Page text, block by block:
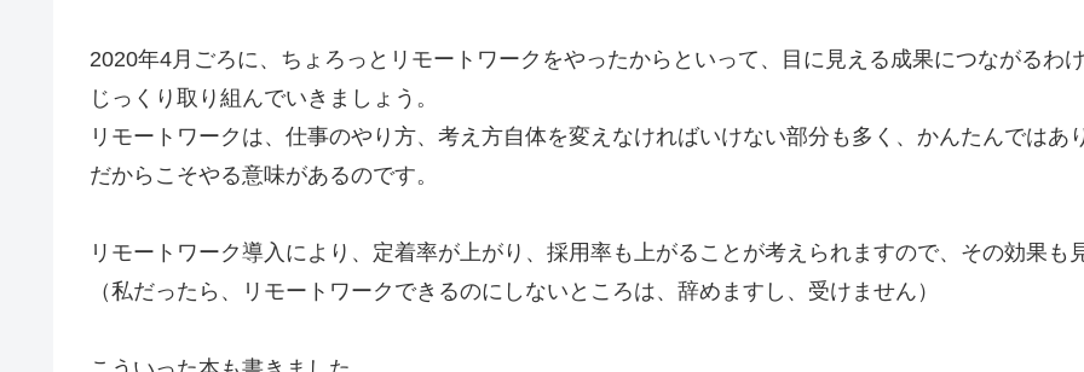
2020年4月ごろに、ちょろっとリモートワークをやったからといって、目に見える成果につながるわ
じっくり取り組んでいきましょう。
リモートワークは、仕事のやり方、考え方自体を変えなければいけない部分も多く、かんたんではあ
だからこそやる意味があるのです。
リモートワーク導入により、定着率が上がり、採用率も上がることが考えられますので、その効果も
（私だったら、リモートワークできるのにしないところは、辞めますし、受けません）